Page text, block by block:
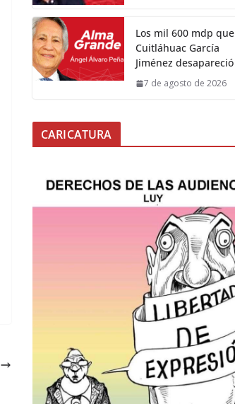
Los mil 600 mdp que
Cuitláhuac García
Jiménez desapareció
7 de agosto de 2026
CARICATURA